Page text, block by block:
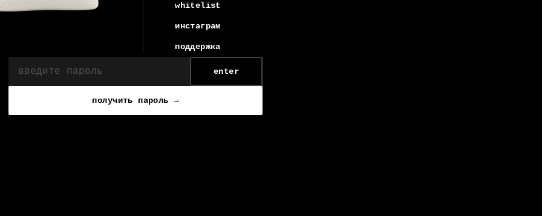
whitelist
инстаграм
поддержка
enter
получить пароль →